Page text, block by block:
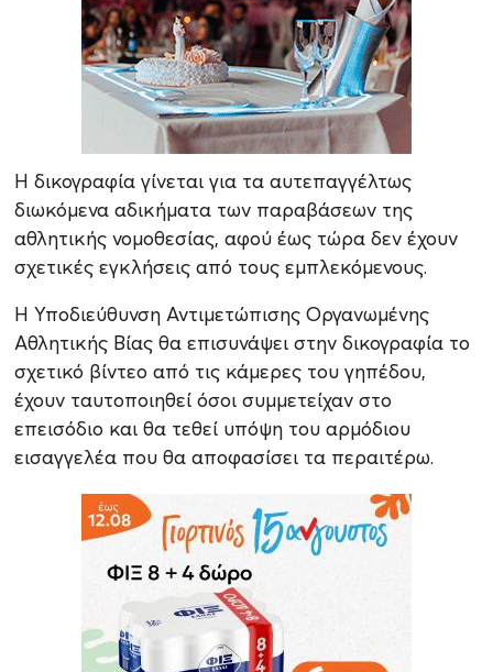
Η δικογραφία γίνεται για τα αυτεπαγγέλτως
διωκόμενα αδικήματα των παραβάσεων της
αθλητικής νομοθεσίας, αφού έως τώρα δεν έχουν
σχετικές εγκλήσεις από τους εμπλεκόμενους.
Η Υποδιεύθυνση Αντιμετώπισης Οργανωμένης
Αθλητικής Βίας θα επισυνάψει στην δικογραφία το
σχετικό βίντεο από τις κάμερες του γηπέδου,
έχουν ταυτοποιηθεί όσοι συμμετείχαν στο
επεισόδιο και θα τεθεί υπόψη του αρμόδιου
εισαγγελέα που θα αποφασίσει τα περαιτέρω.